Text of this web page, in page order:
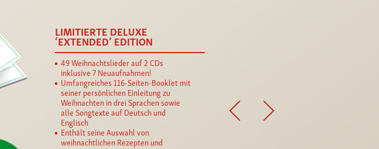
LIMITIERTE DELUXE
‘EXTENDED’ EDITION
49 Weihnachtslieder auf 2 CDs
inklusive 7 Neuaufnahmen!
Umfangreiches 116-Seiten-Booklet mit
seiner persönlichen Einleitung zu
Weihnachten in drei Sprachen sowie
alle Songtexte auf Deutsch und
Englisch
Enthält seine Auswahl von
weihnachtlichen Rezepten und